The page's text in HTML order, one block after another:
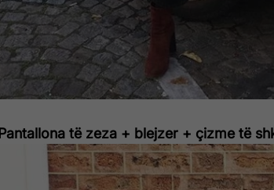
Pantallona të zeza + blejzer + çizme të